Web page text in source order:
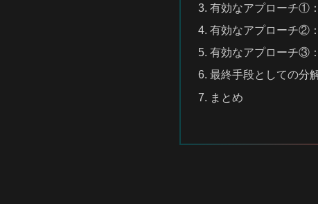
有効なアプローチ①
有効なアプローチ②
有効なアプローチ③
最終手段としての分
まとめ